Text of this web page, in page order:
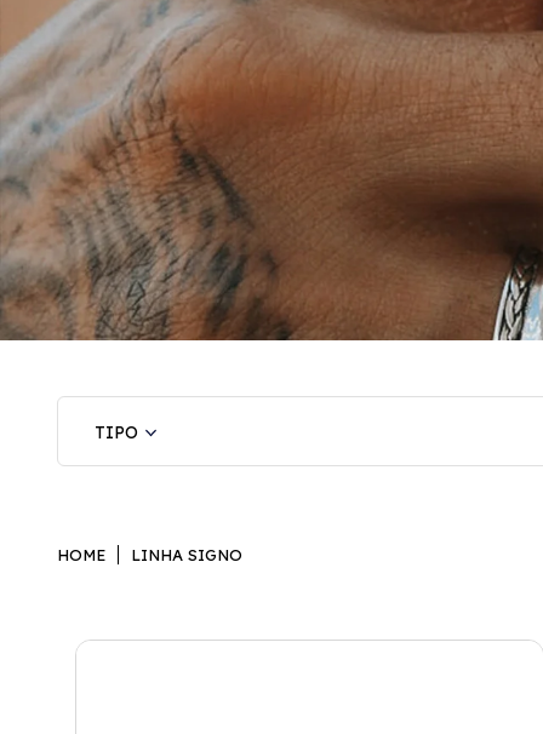
HOME LINHA SIGNO